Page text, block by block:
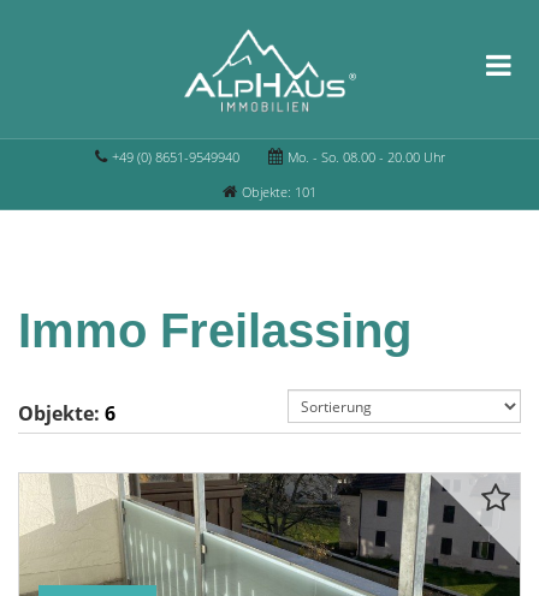
+49 (0) 8651-9549940
Mo. - So. 08.00 - 20.00 Uhr
Objekte: 101
Immo Freilassing
Objekte: 6